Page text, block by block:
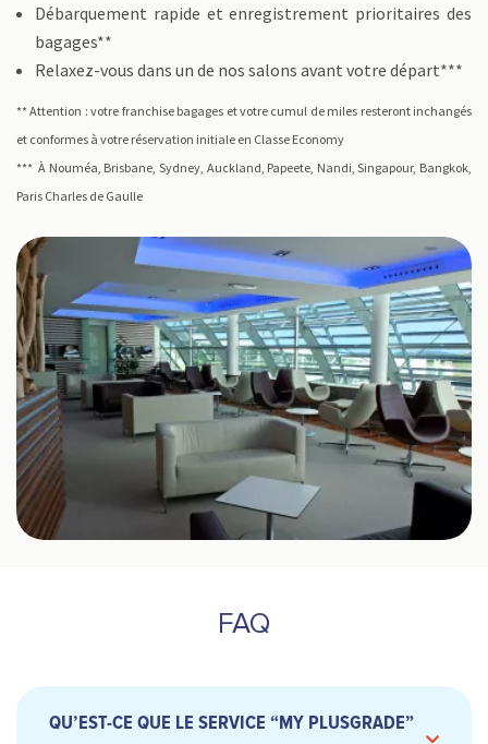
Débarquement rapide et enregistrement prioritaires des
bagages**
Relaxez-vous dans un de nos salons avant votre départ***
** Attention : votre franchise bagages et votre cumul de miles resteront inchangés
et conformes à votre réservation initiale en Classe Economy
*** À Nouméa, Brisbane, Sydney, Auckland, Papeete, Nandi, Singapour, Bangkok,
Paris Charles de Gaulle
FAQ
QU’EST-CE QUE LE SERVICE “MY PLUSGRADE”